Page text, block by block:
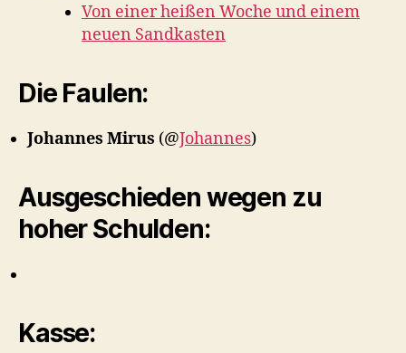
Von einer heißen Woche und einem
neuen Sandkasten
Die Faulen:
Johannes Mirus (@Johannes)
Ausgeschieden wegen zu
hoher Schulden:
Kasse: